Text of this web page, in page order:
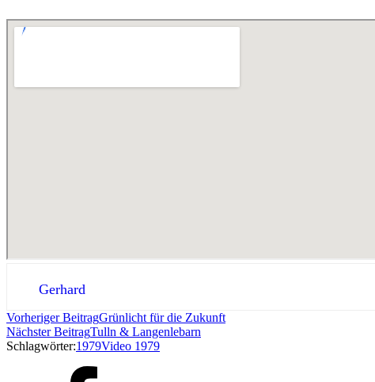
Gerhard
Vorheriger BeitragGrünlicht für die Zukunft
Nächster BeitragTulln & Langenlebarn
Schlagwörter:1979Video 1979